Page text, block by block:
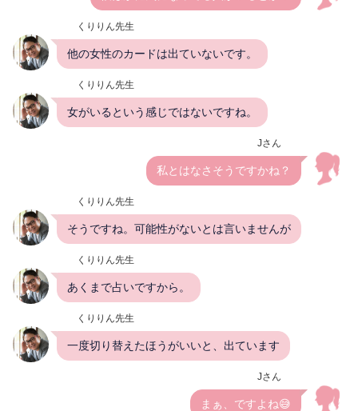
くりりん先生
他の女性のカードは出ていないです。
くりりん先生
女がいるという感じではないですね。
Jさん
私とはなさそうですかね？
くりりん先生
そうですね。可能性がないとは言いませんが
くりりん先生
あくまで占いですから。
くりりん先生
一度切り替えたほうがいいと、出ています
Jさん
まぁ、ですよね😅